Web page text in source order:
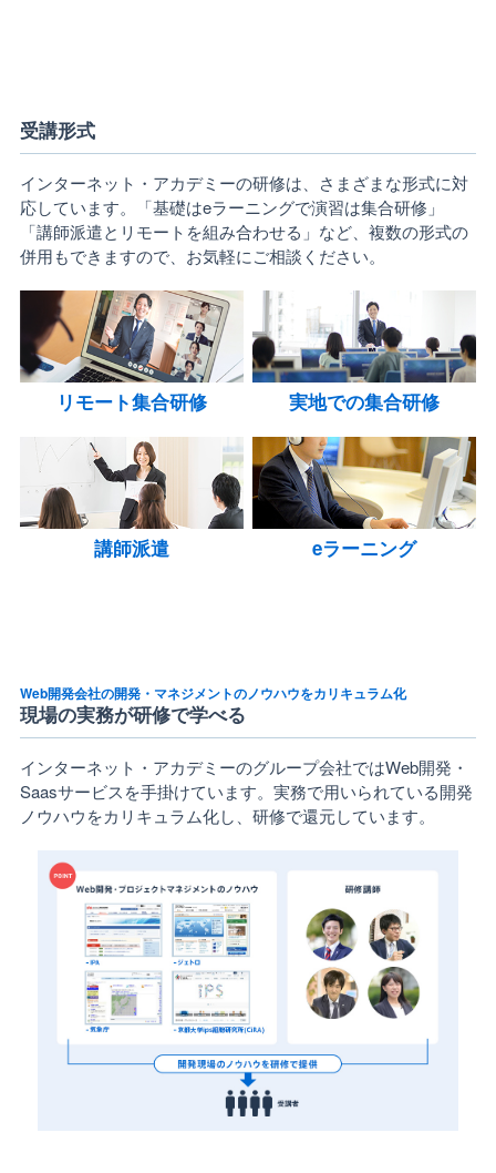
受講形式
インターネット・アカデミーの研修は、さまざまな形式に対
応しています。「基礎はeラーニングで演習は集合研修」
「講師派遣とリモートを組み合わせる」など、複数の形式の
併用もできますので、お気軽にご相談ください。
リモート集合研修 実地での集合研修
講師派遣 eラーニング
Web開発会社の開発・マネジメントのノウハウをカリキュラム化
現場の実務が研修で学べる
インターネット・アカデミーのグループ会社ではWeb開発・
Saasサービスを手掛けています。実務で用いられている開発
ノウハウをカリキュラム化し、研修で還元しています。